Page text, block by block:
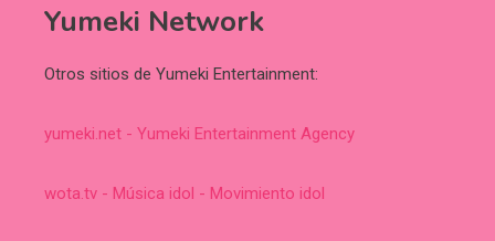
Yumeki Network
Otros sitios de Yumeki Entertainment:
yumeki.net - Yumeki Entertainment Agency
wota.tv - Música idol - Movimiento idol